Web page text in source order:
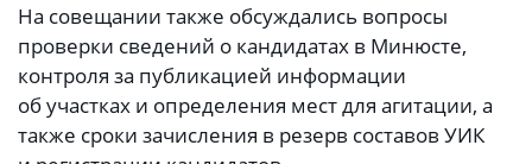
На совещании также обсуждались вопросы
проверки сведений о кандидатах в Минюсте,
контроля за публикацией информации
об участках и определения мест для агитации, а
также сроки зачисления в резерв составов УИК